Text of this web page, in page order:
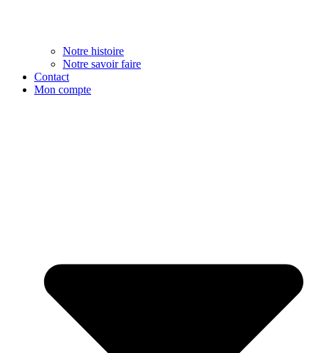
Notre histoire
Notre savoir faire
Contact
Mon compte